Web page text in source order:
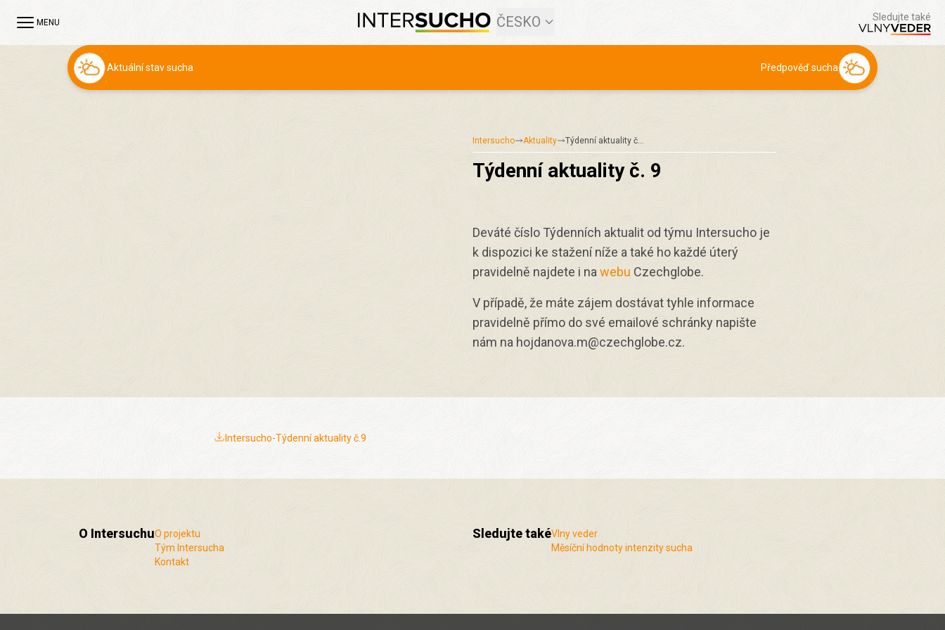
MENU ČESKO Sledujte také
Aktuální stav sucha Předpověď sucha
Intersucho Aktuality Týdenní aktuality č…
Týdenní aktuality č. 9
Deváté číslo Týdenních aktualit od týmu Intersucho je
k dispozici ke stažení níže a také ho každé úterý
pravidelně najdete i na webu Czechglobe.
V případě, že máte zájem dostávat tyhle informace
pravidelně přímo do své emailové schránky napište
nám na hojdanova.m@czechglobe.cz.
Intersucho-Týdenní aktuality č.9
O IntersuchuO projektu
Tým Intersucha
Kontakt
Sledujte takéVlny veder
Měsíční hodnoty intenzity sucha